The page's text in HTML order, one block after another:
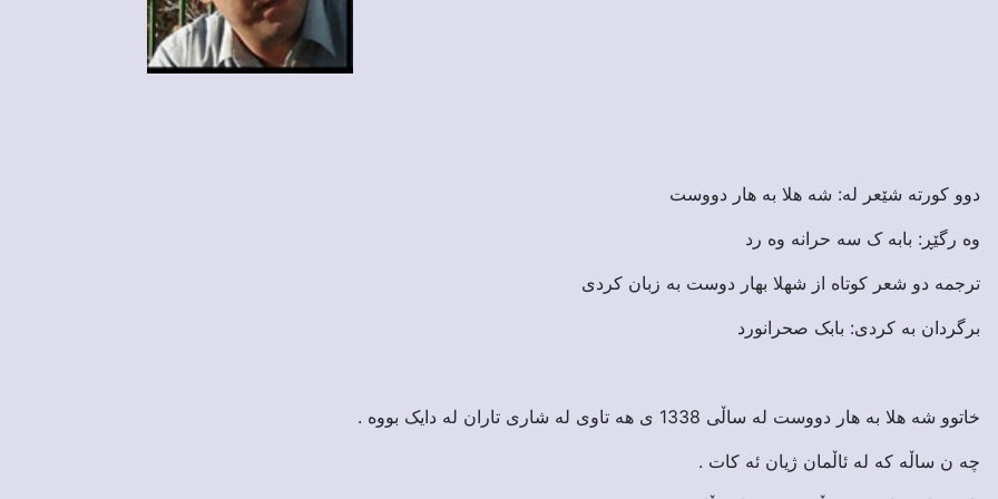
دوو کورته شێعر له: شه هلا به هار دووست
وه رگێڕ: بابه ک سه حرانه وه رد
ترجمه دو شعر کوتاه از شهلا بهار دوست به زبان کردی
برگردان به کردی: بابک صحرانورد
خاتوو شه هلا به هار دووست له ساڵی 1338 ی هه تاوی له شاری تاران له دایک بووه .
چه ن ساڵه که له ئاڵمان ژیان ئه کات .